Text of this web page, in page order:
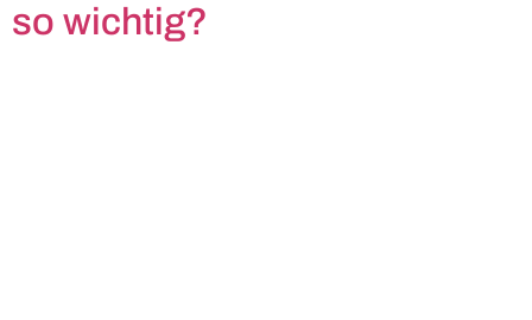
so wichtig?